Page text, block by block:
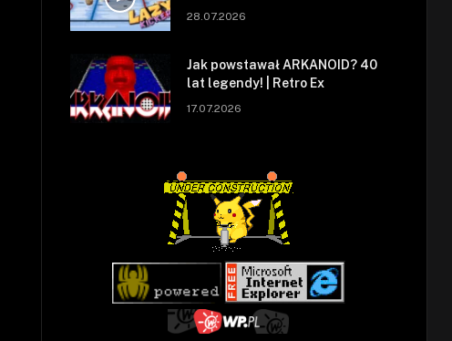
28.07.2026
Jak powstawał ARKANOID? 40
lat legendy! | Retro Ex
17.07.2026